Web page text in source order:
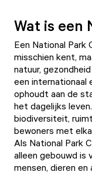
Wat is een
Een National Park
misschien kent,
natuur,
een internationaal
ophoudt aan de
het dagelijks
biodiversiteit,
bewoners met
Als National Park
alleen gebouwd is
mensen, dieren en